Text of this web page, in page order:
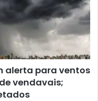
alerta para ventos
vendavais;